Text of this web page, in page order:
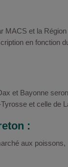
MACS et la
en
et Bayonne
et celle de
:
aux poissons,